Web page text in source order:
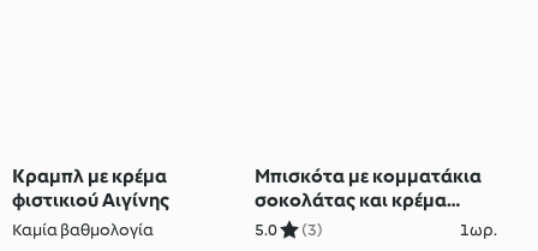
Κραμπλ με κρέμα
φιστικιού Αιγίνης
Καμία βαθμολογία
Μπισκότα με κομματάκια
σοκολάτας και κρέμα
φιστικιού Αιγίνης
5.0 (3) 1ωρ.